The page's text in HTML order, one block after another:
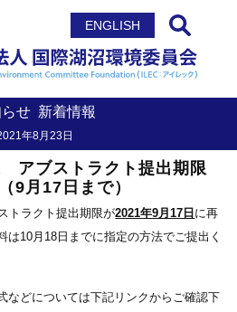
ENGLISH
サイト内検索
せ 新着情報
年8月23日
アブストラクト提出期限
9月17日まで）
トラクト提出期限が2021年9月17日 に再
は10月18日までに指定の方法でご提出く
などについては下記リンクからご確認下